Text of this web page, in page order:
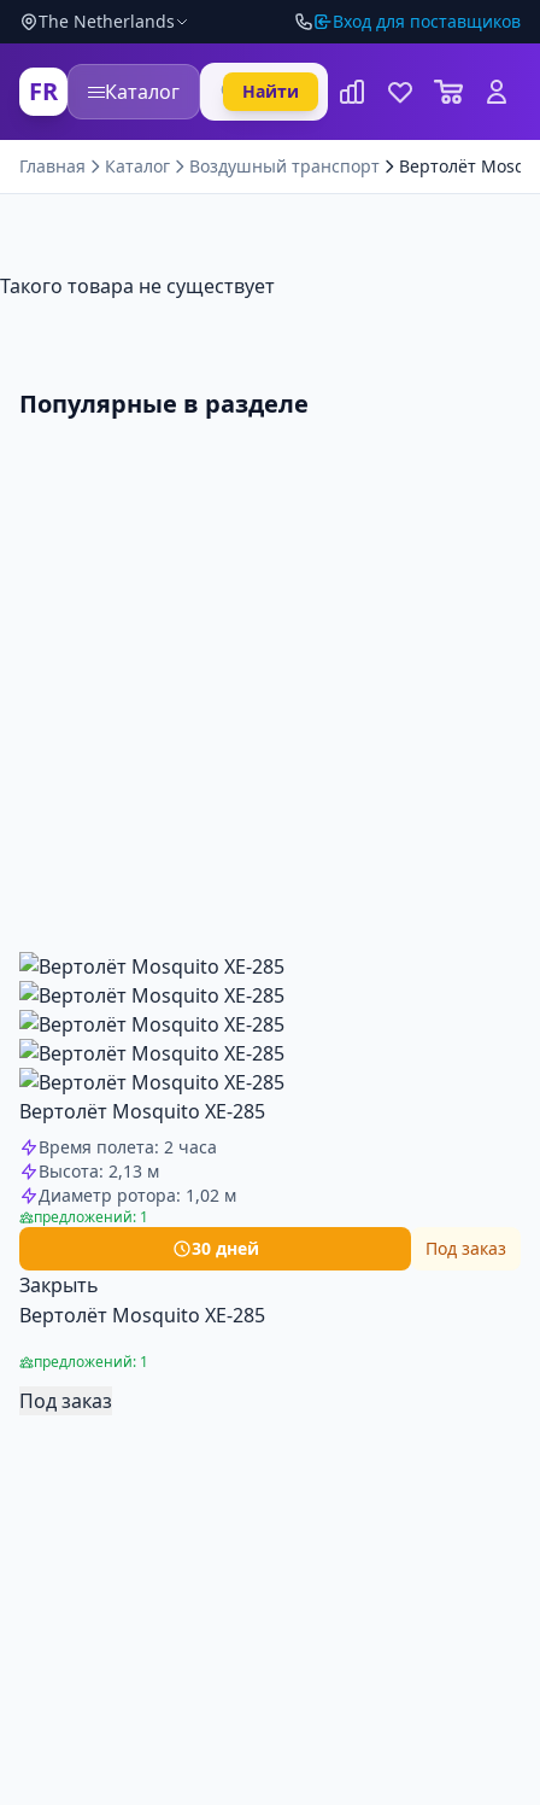
The Netherlands Вход для поставщиков
FR Каталог Найти
Главная Каталог Воздушный транспорт Вертолёт
Такого товара не существует
Популярные в разделе
Вертолёт Mosquito XE-285
Время полета: 2 часа
Высота: 2,13 м
Диаметр ротора: 1,02 м
предложений: 1
30 дней Под заказ
Закрыть
Вертолёт Mosquito XE-285
предложений: 1
Под заказ